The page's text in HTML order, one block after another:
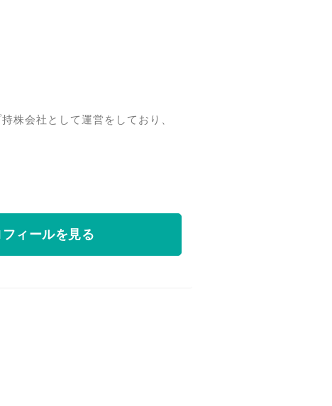
株会社として運営をしており、
ィールを見る